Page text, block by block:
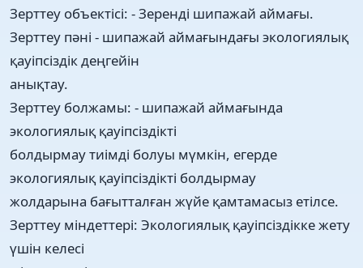
Зерттеу объектісі: - Зеренді шипажай аймағы.
Зерттеу пәні - шипажай аймағындағы экологиялық
қауіпсіздік деңгейін
анықтау.
Зерттеу болжамы: - шипажай аймағында
экологиялық қауіпсіздікті
болдырмау тиімді болуы мүмкін, егерде
экологиялық қауіпсіздікті болдырмау
жолдарына бағытталған жүйе қамтамасыз етілсе.
Зерттеу міндеттері: Экологиялық қауіпсіздікке жету
үшін келесі